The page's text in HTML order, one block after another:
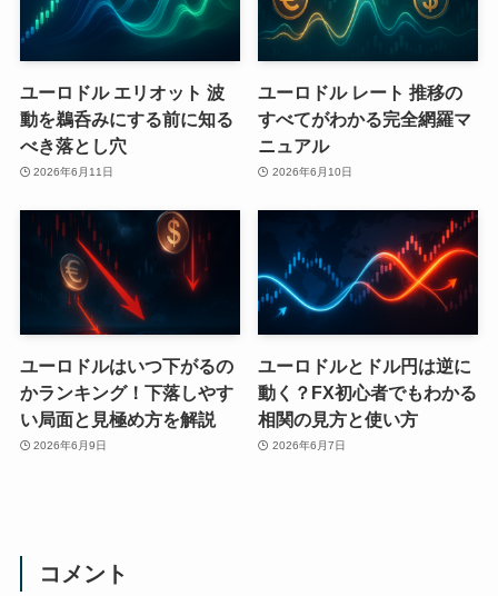
ユーロドル エリオット 波
動を鵜呑みにする前に知る
べき落とし穴
2026年6月11日
ユーロドル レート 推移の
すべてがわかる完全網羅マ
ニュアル
2026年6月10日
ユーロドルはいつ下がるの
かランキング！下落しやす
い局面と見極め方を解説
2026年6月9日
ユーロドルとドル円は逆に
動く？FX初心者でもわかる
相関の見方と使い方
2026年6月7日
コメント